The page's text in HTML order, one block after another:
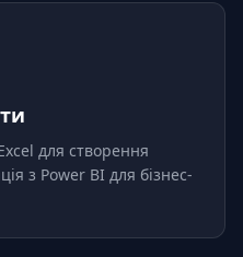
для створення
з Power BI для бізнес-